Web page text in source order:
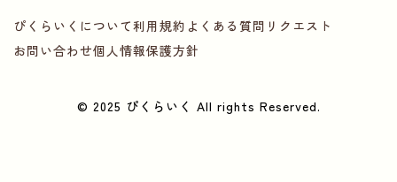
ぴくらいくについて利用規約 よくある質問 リクエスト
お問い合わせ個人情報保護方針
© 2025 ぴくらいく All rights Reserved.